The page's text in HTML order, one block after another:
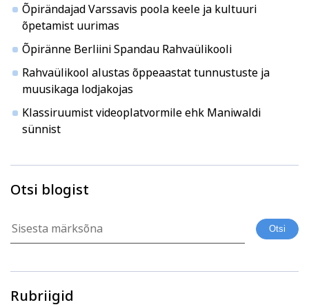
Õpirändajad Varssavis poola keele ja kultuuri
õpetamist uurimas
Õpiränne Berliini Spandau Rahvaülikooli
Rahvaülikool alustas õppeaastat tunnustuste ja
muusikaga lodjakojas
Klassiruumist videoplatvormile ehk Maniwaldi
sünnist
Otsi blogist
Rubriigid